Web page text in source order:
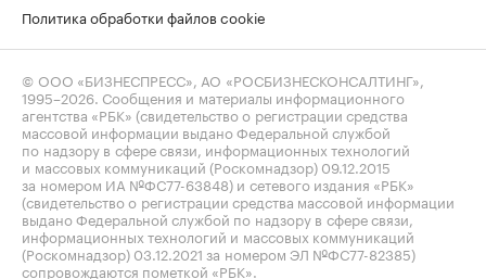
Политика обработки файлов cookie
© ООО «БИЗНЕСПРЕСС», АО «РОСБИЗНЕСКОНСАЛТИНГ»,
1995–2026 . Сообщения и материалы информационного
агентства «РБК» (свидетельство о регистрации средства
массовой информации выдано Федеральной службой
по надзору в сфере связи, информационных технологий
и массовых коммуникаций (Роскомнадзор) 09.12.2015
за номером ИА №ФС77-63848) и сетевого издания «РБК»
(свидетельство о регистрации средства массовой информации
выдано Федеральной службой по надзору в сфере связи,
информационных технологий и массовых коммуникаций
(Роскомнадзор) 03.12.2021 за номером ЭЛ №ФС77-82385)
сопровождаются пометкой «РБК».